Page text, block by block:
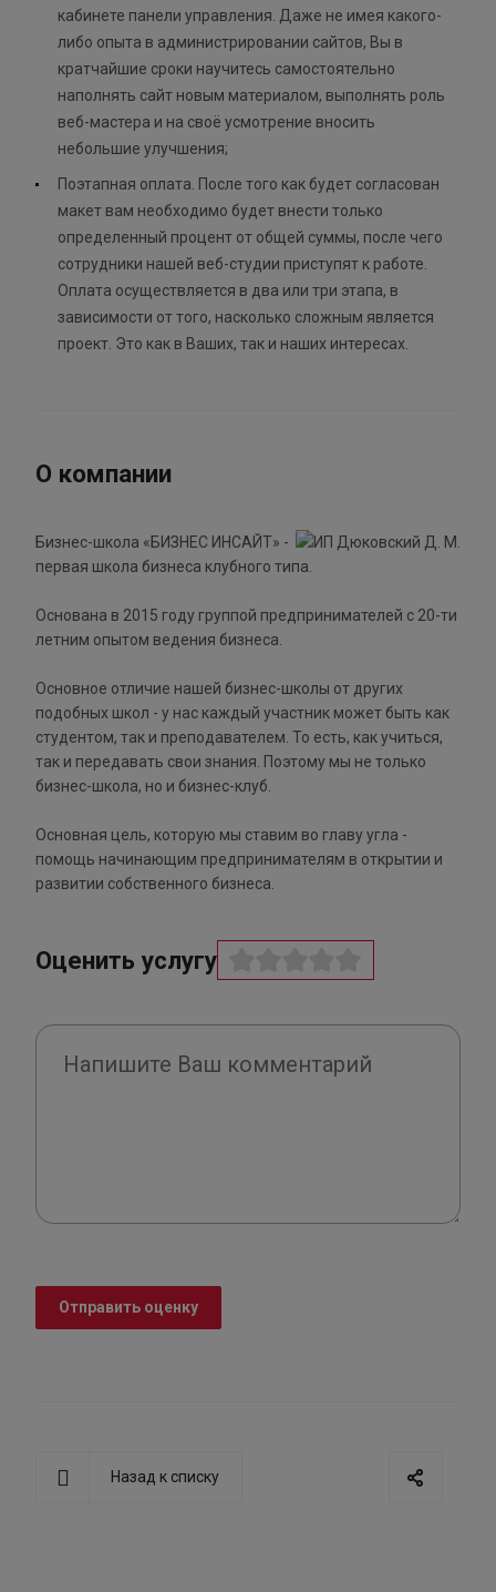
кабинете панели управления. Даже не имея какого-
либо опыта в администрировании сайтов, Вы в
кратчайшие сроки научитесь самостоятельно
наполнять сайт новым материалом, выполнять роль
веб-мастера и на своё усмотрение вносить
небольшие улучшения;
Поэтапная оплата. После того как будет согласован
макет вам необходимо будет внести только
определенный процент от общей суммы, после чего
сотрудники нашей веб-студии приступят к работе.
Оплата осуществляется в два или три этапа, в
зависимости от того, насколько сложным является
проект. Это как в Ваших, так и наших интересах.
О компании
Бизнес-школа «БИЗНЕС ИНСАЙТ» -
первая школа бизнеса клубного типа.
Основана в 2015 году группой предпринимателей с 20-ти
летним опытом ведения бизнеса.
Основное отличие нашей бизнес-школы от других
подобных школ - у нас каждый участник может быть как
студентом, так и преподавателем. То есть, как учиться,
так и передавать свои знания. Поэтому мы не только
бизнес-школа, но и бизнес-клуб.
Основная цель, которую мы ставим во главу угла -
помощь начинающим предпринимателям в открытии и
развитии собственного бизнеса.
Оценить услугу
Отправить оценку
Назад к списку